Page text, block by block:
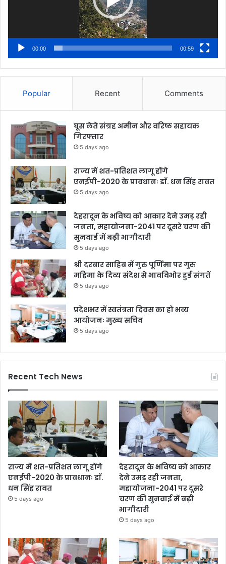
00:00 00:59
Popular Recent Comments
घूस लेते संग्रह अमीन और वरिष्ठ सहायक
गिरफ्तार
5 days ago
राज्य में शत-प्रतिशत लागू होंगे
एनईपी-2020 के प्रावधानः डाॅ. धन सिंह रावत
5 days ago
देहरादून के भविष्य को आकार देने उमड़ रही
जनता, महायोजना-2041 पर दूसरे चरण की
सुनवाई में बढ़ी भागीदारी
5 days ago
श्री दरबार साहिब में गुरु पूर्णिमा पर गुरु
महिमा के दिव्य संदेश से भावविभोर हुई संगतें
5 days ago
प्रदेशभर में स्वतंत्रता दिवस का हो भव्य
आयोजनः मुख्य सचिव
5 days ago
Recent Tech News
राज्य में शत-प्रतिशत लागू होंगे
एनईपी-2020 के प्रावधानः डाॅ.
धन सिंह रावत
5 days ago
देहरादून के भविष्य को आकार
देने उमड़ रही जनता,
महायोजना-2041 पर दूसरे
चरण की सुनवाई में बढ़ी
भागीदारी
5 days ago